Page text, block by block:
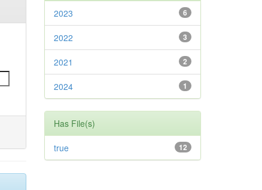
6
2023
3
2022
2
2021
1
2024
Has File(s)
12
true